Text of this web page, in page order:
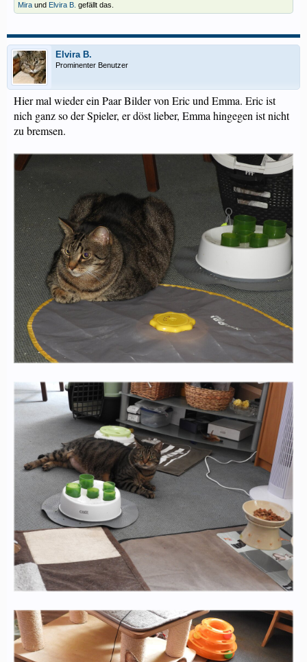
Mira und Elvira B. gefällt das.
Elvira B.
Prominenter Benutzer
Hier mal wieder ein Paar Bilder von Eric und Emma. Eric ist
nich ganz so der Spieler, er döst lieber, Emma hingegen ist nicht
zu bremsen.